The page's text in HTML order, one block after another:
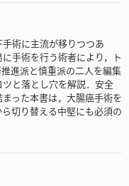
術に主流が移りつつあ
手術を行う術者により，ト
進派と慎重派の二人を編集
と落とし穴を解説．安全
った本書は，大腸癌手術を
切り替える中堅にも必須の